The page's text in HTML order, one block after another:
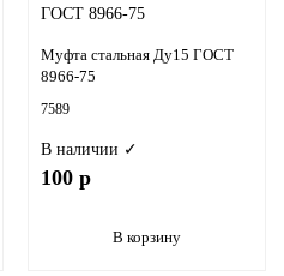
Муфта стальная Ду15 ГОСТ
8966-75
7589
В наличии ✓
100 р
В корзину